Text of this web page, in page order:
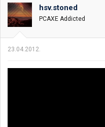
hsv.stoned
PCAXE Addicted
23.04.2012.